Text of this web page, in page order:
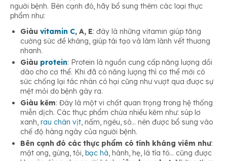
người bệnh. Bên cạnh đó, hãy bổ sung thêm các loại thực
phẩm như:
Giàu vitamin C, A, E: đây là những vitamin giúp tăng
cường sức đề kháng, giúp tái tạo và làm lành vết thương
nhanh.
Giàu protein: Protein là nguồn cung cấp năng lượng dồi
dào cho cơ thể. Khi đã có năng lượng thì cơ thể mới có
sức chống lại tác nhân có hại cũng như vượt qua được sự
mệt mỏi do bệnh gây ra.
Giàu kẽm: Đây là một vi chất quan trọng trong hệ thống
miễn dịch. Các thực phẩm chứa nhiều kẽm như: súp lơ
xanh, rau chân vịt, nấm, ngêu, sò… nên được bổ sung vào
chế độ hàng ngày của người bệnh.
Bên cạnh đó các thực phẩm có tính kháng viêm như:
mật ong, gừng, tỏi, bạc hà, hành, hẹ, lá tía tô… cũng được